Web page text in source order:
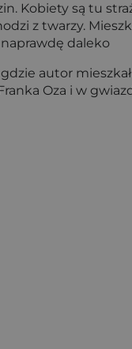
Kobiety są tu
z twarzy.
daleko
autor
Oza i w